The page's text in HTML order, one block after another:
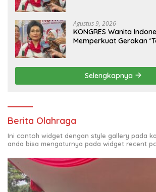
Agustus 9, 2026
KONGRES Wanita
Memperkuat Gerakan
Selengkapnya
Berita Olahraga
Ini contoh widget dengan style gallery pada
anda bisa mengaturnya pada widget recent